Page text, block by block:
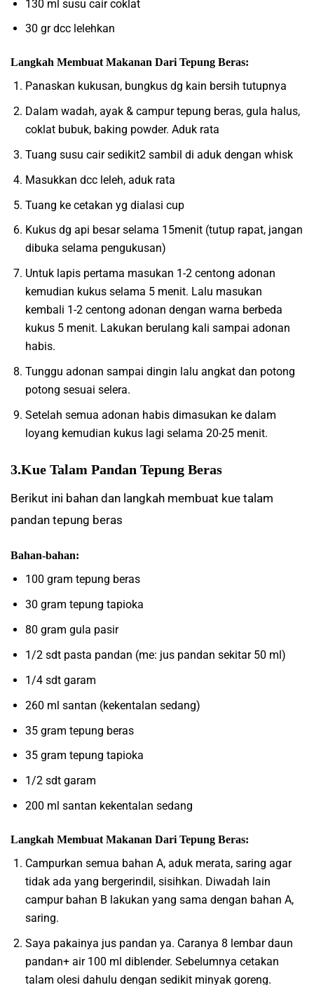
130 ml susu cair coklat
30 gr dcc lelehkan
Langkah Membuat Makanan Dari Tepung Beras:
Panaskan kukusan, bungkus dg kain bersih tutupnya
Dalam wadah, ayak & campur tepung beras, gula halus,
coklat bubuk, baking powder. Aduk rata
Tuang susu cair sedikit2 sambil di aduk dengan whisk
Masukkan dcc leleh, aduk rata
Tuang ke cetakan yg dialasi cup
Kukus dg api besar selama 15menit (tutup rapat, jangan
dibuka selama pengukusan)
Untuk lapis pertama masukan 1-2 centong adonan
kemudian kukus selama 5 menit. Lalu masukan
kembali 1-2 centong adonan dengan warna berbeda
kukus 5 menit. Lakukan berulang kali sampai adonan
habis.
Tunggu adonan sampai dingin lalu angkat dan potong
potong sesuai selera.
Setelah semua adonan habis dimasukan ke dalam
loyang kemudian kukus lagi selama 20-25 menit.
3.Kue Talam Pandan Tepung Beras
Berikut ini bahan dan langkah membuat kue talam
pandan tepung beras
Bahan-bahan:
100 gram tepung beras
30 gram tepung tapioka
80 gram gula pasir
1/2 sdt pasta pandan (me: jus pandan sekitar 50 ml)
1/4 sdt garam
260 ml santan (kekentalan sedang)
35 gram tepung beras
35 gram tepung tapioka
1/2 sdt garam
200 ml santan kekentalan sedang
Langkah Membuat Makanan Dari Tepung Beras:
Campurkan semua bahan A, aduk merata, saring agar
tidak ada yang bergerindil, sisihkan. Diwadah lain
campur bahan B lakukan yang sama dengan bahan A,
saring.
Saya pakainya jus pandan ya. Caranya 8 lembar daun
pandan+ air 100 ml diblender. Sebelumnya cetakan
talam olesi dahulu dengan sedikit minyak goreng.